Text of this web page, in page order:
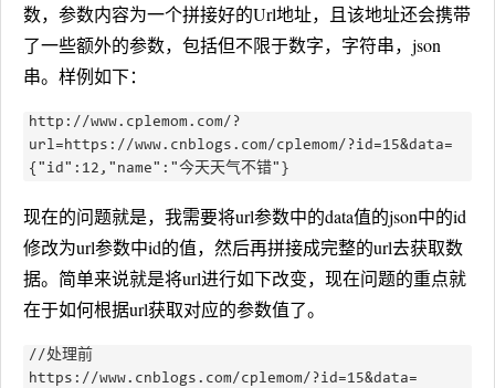
数，参数内容为一个拼接好的Url地址，且该地址还会携带
了一些额外的参数，包括但不限于数字，字符串，json
串。样例如下：
http://www.cplemom.com/?
url=https://www.cnblogs.com/cplemom/?id=15&data=
现在的问题就是，我需要将url参数中的data值的json中的id
修改为url参数中id的值，然后再拼接成完整的url去获取数
据。简单来说就是将url进行如下改变，现在问题的重点就
在于如何根据url获取对应的参数值了。
//处理前
https://www.cnblogs.com/cplemom/?id=15&data=